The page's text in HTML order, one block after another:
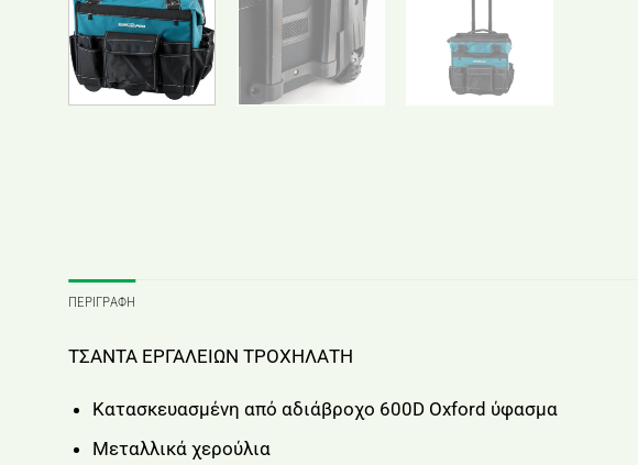
ΠΕΡΙΓΡΑΦΉ
ΤΣΑΝΤΑ ΕΡΓΑΛΕΙΩΝ ΤΡΟΧΗΛΑΤΗ
Κατασκευασμένη από αδιάβροχο 600D Oxford ύφασμα
Μεταλλικά χερούλια